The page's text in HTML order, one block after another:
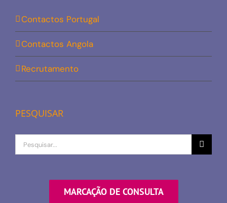
Contactos Portugal
Contactos Angola
Recrutamento
PESQUISAR
Procurar
por
MARCAÇÃO DE CONSULTA